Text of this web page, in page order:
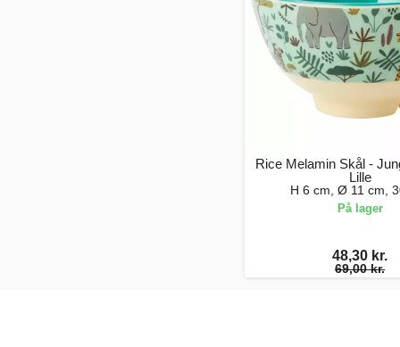
Rice Melamin Skål -
Lille
H 6 cm, Ø 11 cm,
På lager
48,30 kr.
69,00 kr.